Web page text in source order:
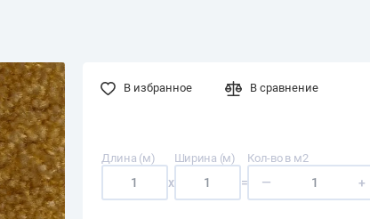
В избранное В сравнение
Длина (м)
x
Ширина (м)
=
Кол-во в м2
— +